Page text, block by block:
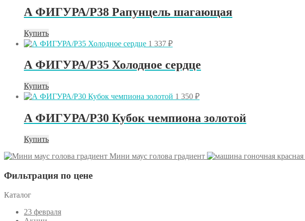
А ФИГУРА/P38 Рапунцель шагающая
Купить
1 337 ₽
А ФИГУРА/P35 Холодное сердце
Купить
1 350 ₽
А ФИГУРА/P30 Кубок чемпиона золотой
Купить
Мини маус голова градиент
Фильтрация по цене
Каталог
23 февраля